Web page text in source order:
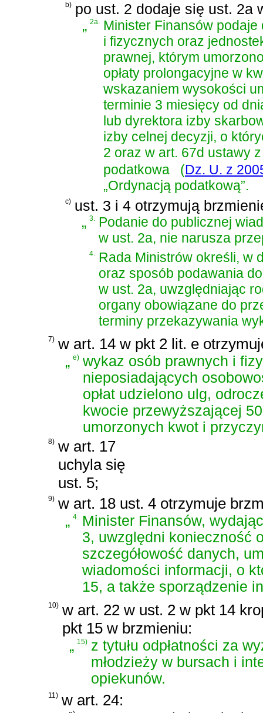
b) po ust. 2 dodaje się ust. 2a
„2a. Minister Finansów
i fizycznych oraz
prawnej, którym
opłaty prolongacyjne w
wskazaniem wysokości
terminie 3 miesięcy od
lub dyrektora izby
izby celnej decyzji, o
2 oraz w art. 67d ustawy
podatkowa
(Dz. U. z
„Ordynacją podatkową”.
c) ust. 3 i 4 otrzymują
„3. Podanie do publicznej
w ust. 2a, nie narusza
4. Rada Ministrów określi, w
oraz sposób podawania
w ust. 2a, uwzględniając
organy obowiązane do
terminy przekazywania
7) w art. 14 w pkt 2 lit. e
„e) wykaz osób prawnych i
nieposiadających
opłat udzielono ulg,
kwocie przewyższającej
umorzonych kwot i
8) w art. 17
uchyla się
ust. 5;
9) w art. 18 ust. 4 otrzymuje
„4. Minister Finansów,
3, uwzględni konieczność
szczegółowość danych,
wiadomości informacji, o
15, a także sporządzenie
10) w art. 22 w ust. 2 w pkt 14
pkt 15 w brzmieniu:
„15) z tytułu odpłatności za
młodzieży w bursach i
opiekunów.
11) w art. 24: